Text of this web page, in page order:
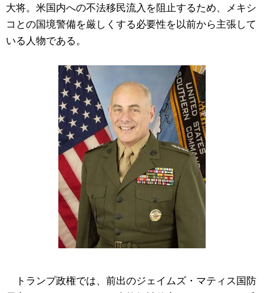
大将。米国内への不法移民流入を阻止するため、メキシ
コとの国境警備を厳しくする必要性を以前から主張して
いる人物である。
トランプ政権では、前出のジェイムズ・マティス国防